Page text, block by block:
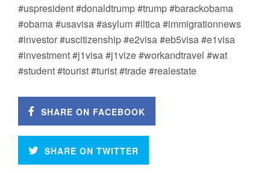
#uspresident #donaldtrump #trump #barackobama
#obama #usavisa #asylum #iltica #immigrationnews
#investor #uscitizenship #e2visa #eb5visa #e1visa
#investment #j1visa #j1vize #workandtravel #wat
#student #tourist #turist #trade #realestate
SHARE ON FACEBOOK
SHARE ON TWITTER